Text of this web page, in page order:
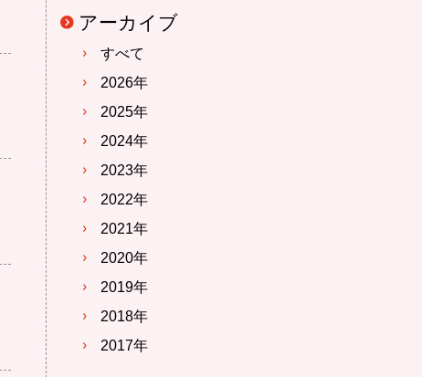
アーカイブ
すべて
2026年
2025年
2024年
2023年
2022年
2021年
2020年
2019年
2018年
2017年